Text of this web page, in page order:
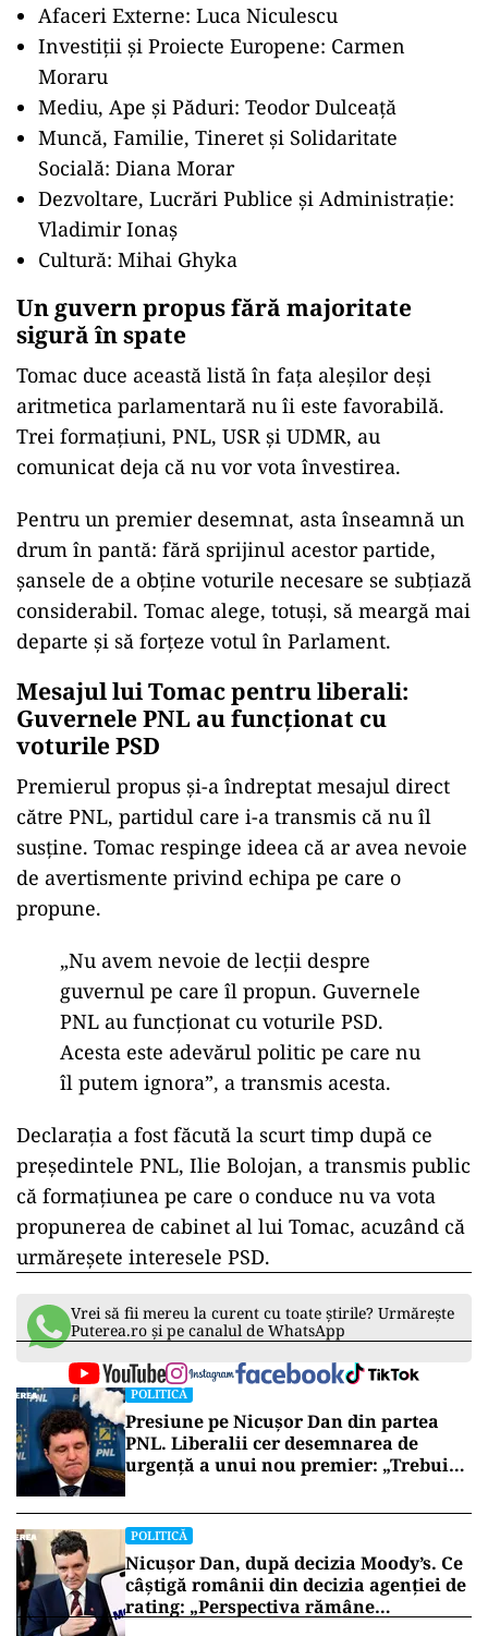
Afaceri Externe: Luca Niculescu
Investiții și Proiecte Europene: Carmen
Moraru
Mediu, Ape și Păduri: Teodor Dulceață
Muncă, Familie, Tineret și Solidaritate
Socială: Diana Morar
Dezvoltare, Lucrări Publice și Administrație:
Vladimir Ionaș
Cultură: Mihai Ghyka
Un guvern propus fără majoritate
sigură în spate
Tomac duce această listă în fața aleșilor deși
aritmetica parlamentară nu îi este favorabilă.
Trei formațiuni, PNL, USR și UDMR, au
comunicat deja că nu vor vota învestirea.
Pentru un premier desemnat, asta înseamnă un
drum în pantă: fără sprijinul acestor partide,
șansele de a obține voturile necesare se subțiază
considerabil. Tomac alege, totuși, să meargă mai
departe și să forțeze votul în Parlament.
Mesajul lui Tomac pentru liberali:
Guvernele PNL au funcționat cu
voturile PSD
Premierul propus și-a îndreptat mesajul direct
către PNL, partidul care i-a transmis că nu îl
susține. Tomac respinge ideea că ar avea nevoie
de avertismente privind echipa pe care o
propune.
„Nu avem nevoie de lecții despre
guvernul pe care îl propun. Guvernele
PNL au funcționat cu voturile PSD.
Acesta este adevărul politic pe care nu
îl putem ignora”, a transmis acesta.
Declarația a fost făcută la scurt timp după ce
președintele PNL, Ilie Bolojan, a transmis public
că formațiunea pe care o conduce nu va vota
propunerea de cabinet al lui Tomac, acuzând că
urmăreșete interesele PSD.
Vrei să fii mereu la curent cu toate știrile? Urmărește
Puterea.ro și pe canalul de WhatsApp
POLITICĂ
Presiune pe Nicușor Dan din partea
PNL. Liberalii cer desemnarea de
urgență a unui nou premier: „Trebuie
POLITICĂ
Nicușor Dan, după decizia Moody’s. Ce
câștigă românii din decizia agenției de
rating: „Perspectiva rămâne